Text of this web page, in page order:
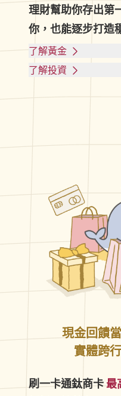
理財幫助你存出第
你，也能逐步打造
了解黃金
了解投資
現金回饋
實體跨
刷一卡通鈦商卡最